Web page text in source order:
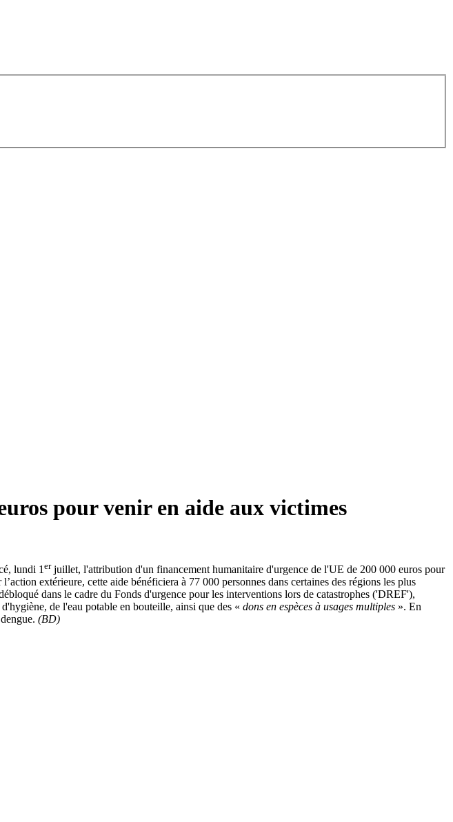
pour venir en aide aux victimes
lundi 1 erjuillet, l'attribution d'un financement humanitaire d'urgence de l'UE de 200 000 euros pour
extérieure, cette aide bénéficiera à 77 000 personnes dans certaines des régions les plus
dans le cadre du Fonds d'urgence pour les interventions lors de catastrophes ('DREF'),
de l'eau potable en bouteille, ainsi que des « dons en espèces à usages multiples ». En
(BD)